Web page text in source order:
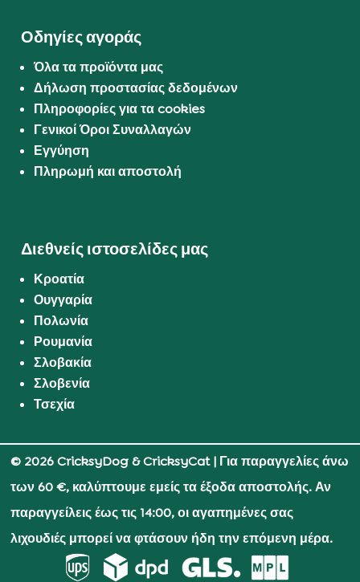
Οδηγίες αγοράς
Όλα τα προϊόντα μας
Δήλωση προστασίας δεδομένων
Πληροφορίες για τα cookies
Γενικοί Όροι Συναλλαγών
Εγγύηση
Πληρωμή και αποστολή
Διεθνείς ιστοσελίδες μας
Κροατία
Ουγγαρία
Πολωνία
Ρουμανία
Σλοβακία
Σλοβενία
Τσεχία
© 2026 CricksyDog & CricksyCat| Για παραγγελίες άνω
των 60 €, καλύπτουμε εμείς τα έξοδα αποστολής. Αν
παραγγείλεις έως τις 14:00, οι αγαπημένες σας
λιχουδιές μπορεί να φτάσουν ήδη την επόμενη μέρα.